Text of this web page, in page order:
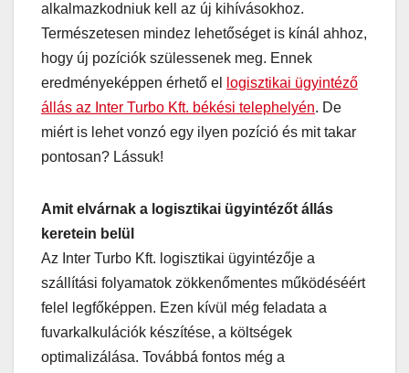
alkalmazkodniuk kell az új kihívásokhoz.
Természetesen mindez lehetőséget is kínál ahhoz,
hogy új pozíciók szülessenek meg. Ennek
eredményeképpen érhető el
logisztikai ügyintéző
állás az Inter Turbo Kft. békési telephelyén. De
miért is lehet vonzó egy ilyen pozíció és mit takar
pontosan? Lássuk!
Amit elvárnak a logisztikai ügyintézőt állás
keretein belül
Az Inter Turbo Kft. logisztikai ügyintézője a
szállítási folyamatok zökkenőmentes működéséért
felel legfőképpen. Ezen kívül még feladata a
fuvarkalkulációk készítése, a költségek
optimalizálása. Továbbá fontos még a